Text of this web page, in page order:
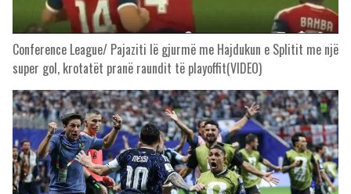
Conference League/ Pajaziti lë gjurmë me Hajdukun e Splitit me një
super gol, krotatët pranë raundit të playoffit(VIDEO)